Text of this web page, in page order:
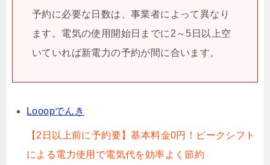
予約に必要な日数は、事業者によって異なり
ます。電気の使用開始日までに2～5日以上空
いていれば新電力の予約が間に合います。
Looopでんき
【2日以上前に予約要】基本料金0円！ピークシフト
による電力使用で電気代を効率よく節約